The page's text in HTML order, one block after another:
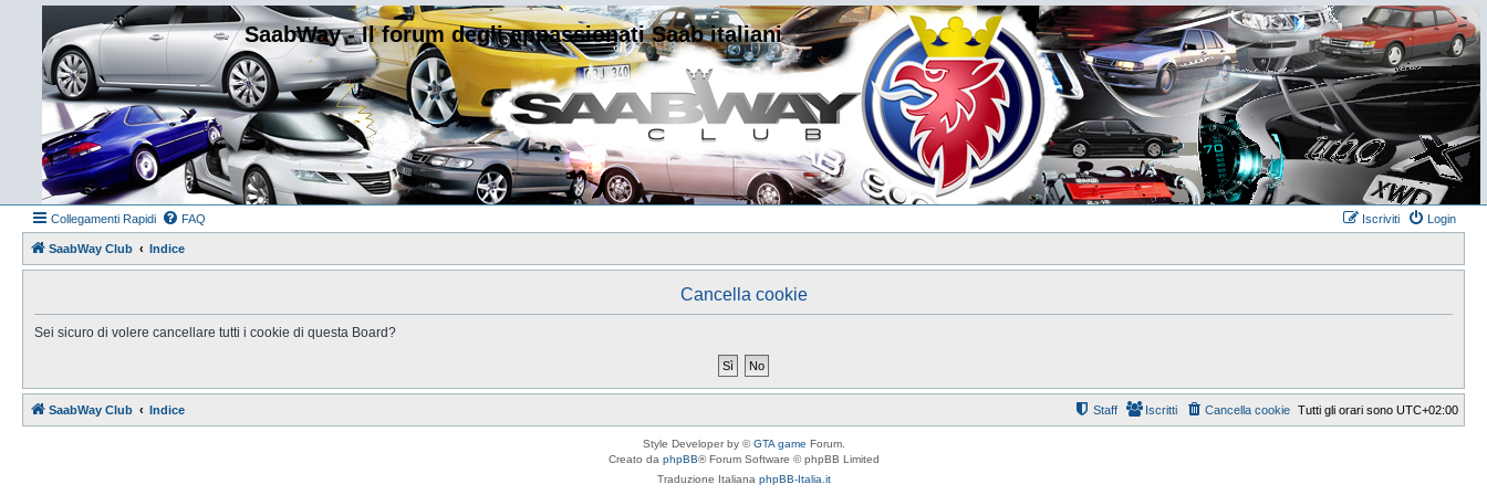
SaabWay - Il forum degli appassionati Saab italiani
Collegamenti Rapidi FAQ Login
Iscriviti
SaabWay Club Indice
Cancella cookie
Sei sicuro di volere cancellare tutti i cookie di questa Board?
SaabWay Club Indice Tutti gli orari sono UTC+02:00
Cancella cookie
Iscritti
Staff
Style Developer by ©GTA game Forum.
Creato da phpBB® Forum Software © phpBB Limited
Traduzione Italiana phpBB-Italia.it